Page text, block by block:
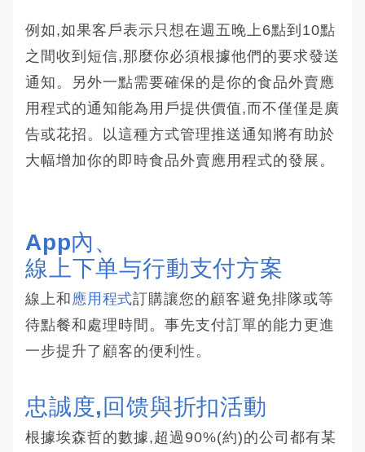
例如,如果客戶表示只想在週五晚上6點到10點
之間收到短信,那麼你必須根據他們的要求發送
通知。另外一點需要確保的是你的食品外賣應
用程式的通知能為用戶提供價值,而不僅僅是廣
告或花招。以這種方式管理推送通知將有助於
大幅增加你的即時食品外賣應用程式的發展。
App內、
線上下单与行動支付方案
線上和 應用程式訂購讓您的顧客避免排隊或等
待點餐和處理時間。事先支付訂單的能力更進
一步提升了顧客的便利性。
忠誠度,回馈與折扣活動
根據埃森哲的數據,超過90%(約)的公司都有某